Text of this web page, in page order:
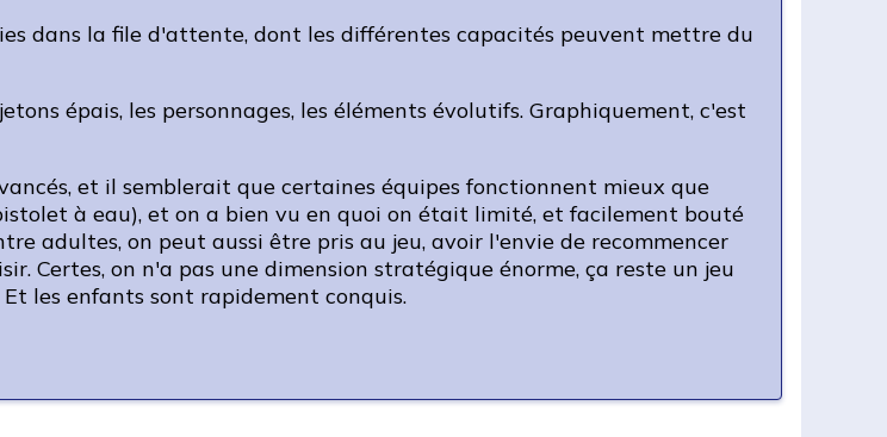
dans la file d'attente, dont les différentes capacités peuvent mettre du
épais, les personnages, les éléments évolutifs. Graphiquement, c'est
et il semblerait que certaines équipes fonctionnent mieux que
à eau), et on a bien vu en quoi on était limité, et facilement bouté
adultes, on peut aussi être pris au jeu, avoir l'envie de recommencer
Certes, on n'a pas une dimension stratégique énorme, ça reste un jeu
les enfants sont rapidement conquis.